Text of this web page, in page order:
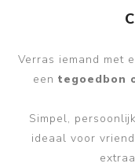
Verras iemand met
een tegoedbon
Simpel,
ideaal voor